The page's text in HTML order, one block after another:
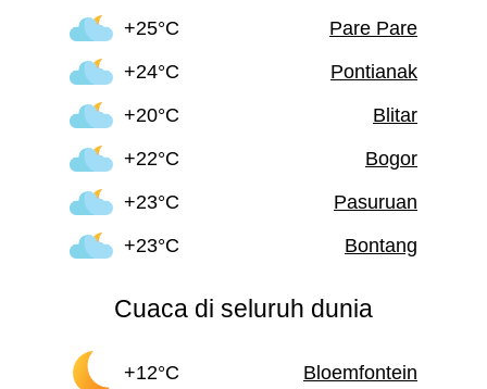
+25°C
Pare Pare
+24°C
Pontianak
+20°C
Blitar
+22°C
Bogor
+23°C
Pasuruan
+23°C
Bontang
Cuaca di seluruh dunia
+12°C Bloemfontein